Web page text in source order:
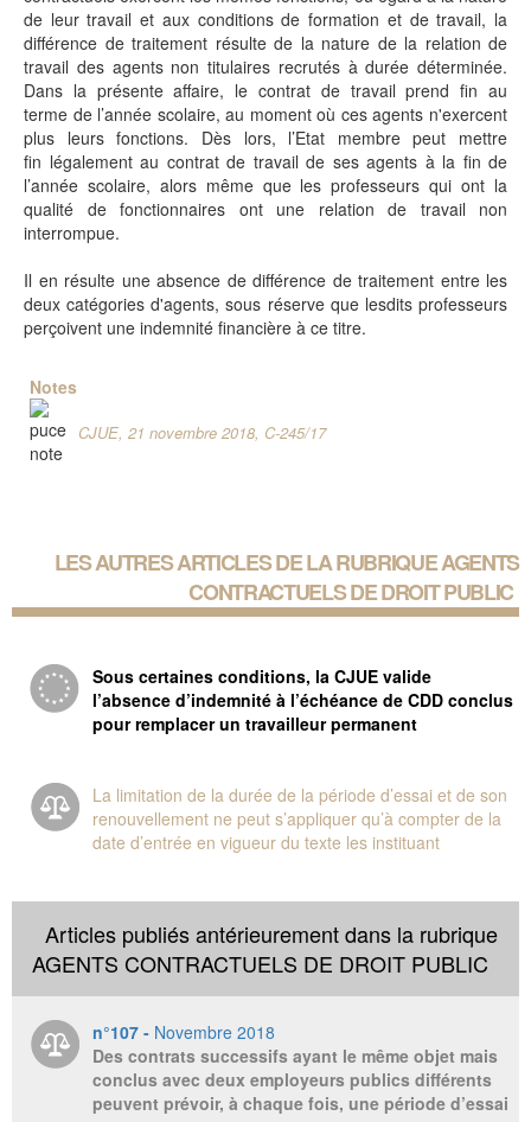
de leur travail et aux conditions de formation et de travail, la
différence de traitement résulte de la nature de la relation de
travail des agents non titulaires recrutés à durée déterminée.
Dans la présente affaire, le contrat de travail prend fin au
terme de l’année scolaire, au moment où ces agents n'exercent
plus leurs fonctions. Dès lors, l’Etat membre peut mettre
fin légalement au contrat de travail de ses agents à la fin de
l’année scolaire, alors même que les professeurs qui ont la
qualité de fonctionnaires ont une relation de travail non
interrompue.
Il en résulte une absence de différence de traitement entre les
deux catégories d'agents, sous réserve que lesdits professeurs
perçoivent une indemnité financière à ce titre.
Notes
CJUE, 21 novembre 2018, C-245/17
LES AUTRES ARTICLES DE LA RUBRIQUEAGENTS
CONTRACTUELS DE DROIT PUBLIC
Sous certaines conditions, la CJUE valide
l’absence d’indemnité à l’échéance de CDD conclus
pour remplacer un travailleur permanent
La limitation de la durée de la période d’essai et de son
renouvellement ne peut s’appliquer qu’à compter de la
date d’entrée en vigueur du texte les instituant
Articles publiés antérieurement dans la rubrique
AGENTS CONTRACTUELS DE DROIT PUBLIC
n°107 - Novembre 2018
Des contrats successifs ayant le même objet mais
conclus avec deux employeurs publics différents
peuvent prévoir, à chaque fois, une période d’essai